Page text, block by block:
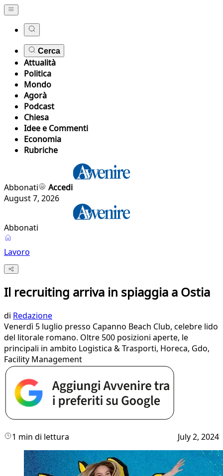
Cerca
Attualità
Politica
Mondo
Agorà
Podcast
Chiesa
Idee e Commenti
Economia
Rubriche
Abbonati
Accedi
August 7, 2026
Abbonati
Lavoro
Il recruiting arriva in spiaggia a Ostia
di Redazione
Venerdì 5 luglio presso Capanno Beach Club, celebre lido
del litorale romano. Oltre 500 posizioni aperte, le
principali in ambito Logistica & Trasporti, Horeca, Gdo,
Facility Management
1 min di lettura July 2, 2024